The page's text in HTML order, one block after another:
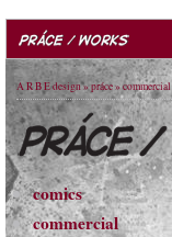
A R B E design» práce» commercial
comics
commercial